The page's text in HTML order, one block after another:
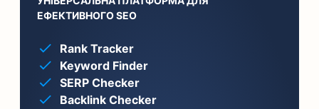
ЕФЕКТИВНОГО SEO
Rank Tracker
Keyword Finder
SERP Checker
Backlink Checker